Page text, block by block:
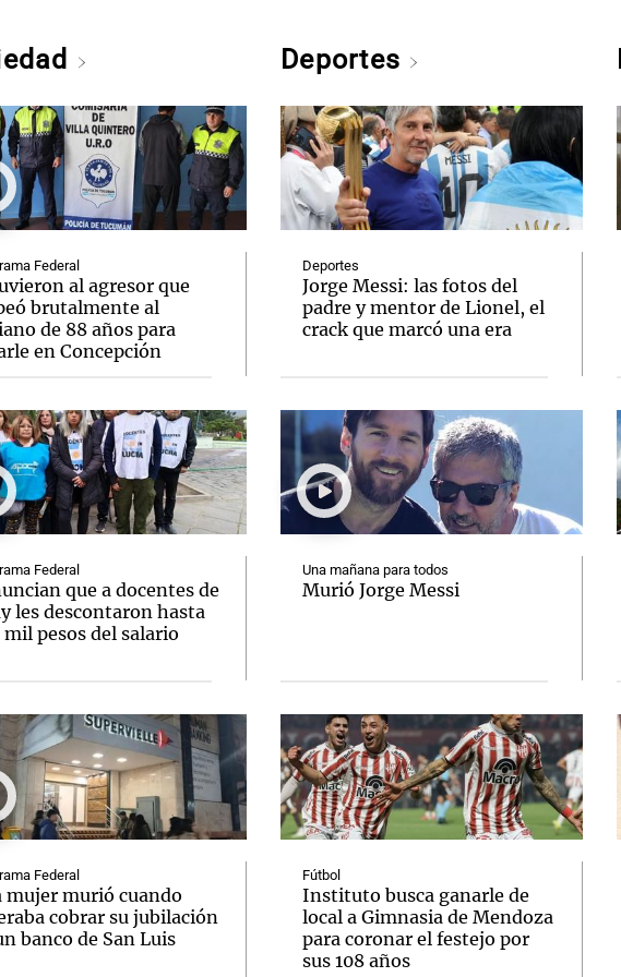
Federal
al agresor que
brutalmente al
de 88 años para
en Concepción
Federal
que a docentes de
les descontaron hasta
mil pesos del salario
Federal
mujer murió cuando
cobrar su jubilación
banco de San Luis
Deportes
Deportes
Jorge Messi: las fotos del
padre y mentor de Lionel, el
crack que marcó una era
Una mañana para todos
Murió Jorge Messi
Fútbol
Instituto busca ganarle de
local a Gimnasia de Mendoza
para coronar el festejo por
sus 108 años
Notas
El huracán de Arequito Cadena 3 en Groenlandia